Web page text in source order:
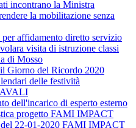
incontrano la Ministra
la mobilitazione senza
affidamento diretto servizio
visita di istruzione classi
di Mosso
Giorno del Ricordo 2020
delle festività
dell'incarico di esperto esterno
progetto FAMI IMPACT
del 22-01-2020 FAMI IMPACT